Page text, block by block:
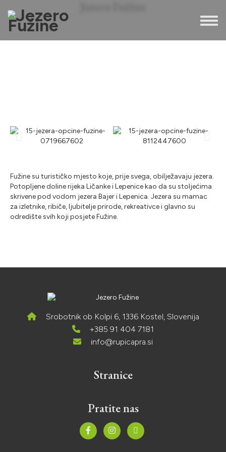
Fužine su turističko mjesto koje, prije svega, obilježavaju jezera.
Potopljene doline rijeka Ličanke i Lepenice kao da su stoljećima
skrivene pod vodom jezera Bajer i Lepenica. Jezera su mamac
za izletnike, ribiče, ljubitelje prirode, rekreativce i glavno su
odredište svih koji posjete Fužine.
Srobotnik ob Kolpi 6, 1336 Kostel, Slovenija
+385 91 404 7181
info@rupicapra.si
Stranice
Pratite nas